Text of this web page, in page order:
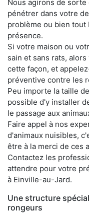
Nous agirons de
pénétrer dans votre
problème ou bien
présence.
Si votre maison ou
sain et sans rats,
cette façon, et
préventive contre les
Peu importe la taille
possible d'y installer
le passage aux
Faire appel à nos
d'animaux nuisibles,
être à la merci de ces
Contactez les
attendre pour votre
à Einville-au-Jard.
Une structure
rongeurs